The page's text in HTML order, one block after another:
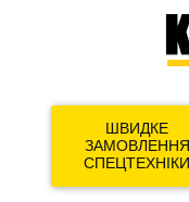
ШВИДКЕ
ЗАМОВЛЕННЯ
СПЕЦТЕХНІКИ